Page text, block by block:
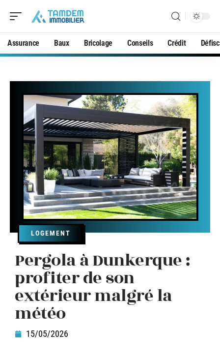
Assurance Baux Bricolage Conseils Crédit
LOGEMENT
Pergola à Dunkerque :
profiter de son
extérieur malgré la
météo
15/05/2026